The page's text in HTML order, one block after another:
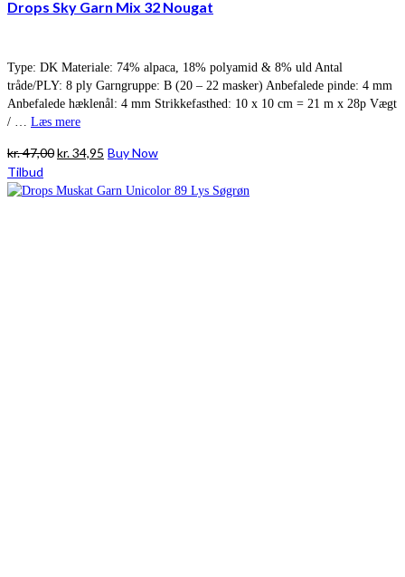
Drops Sky Garn Mix 32 Nougat
Type: DK Materiale: 74% alpaca, 18% polyamid & 8% uld Antal
tråde/PLY: 8 ply Garngruppe: B (20 – 22 masker) Anbefalede pinde: 4 mm
Anbefalede hæklenål: 4 mm Strikkefasthed: 10 x 10 cm = 21 m x 28p Vægt
/ … Læs mere
kr.47,00Den
pris
kr.34,95 Den
pris
Buy Now
Tilbud